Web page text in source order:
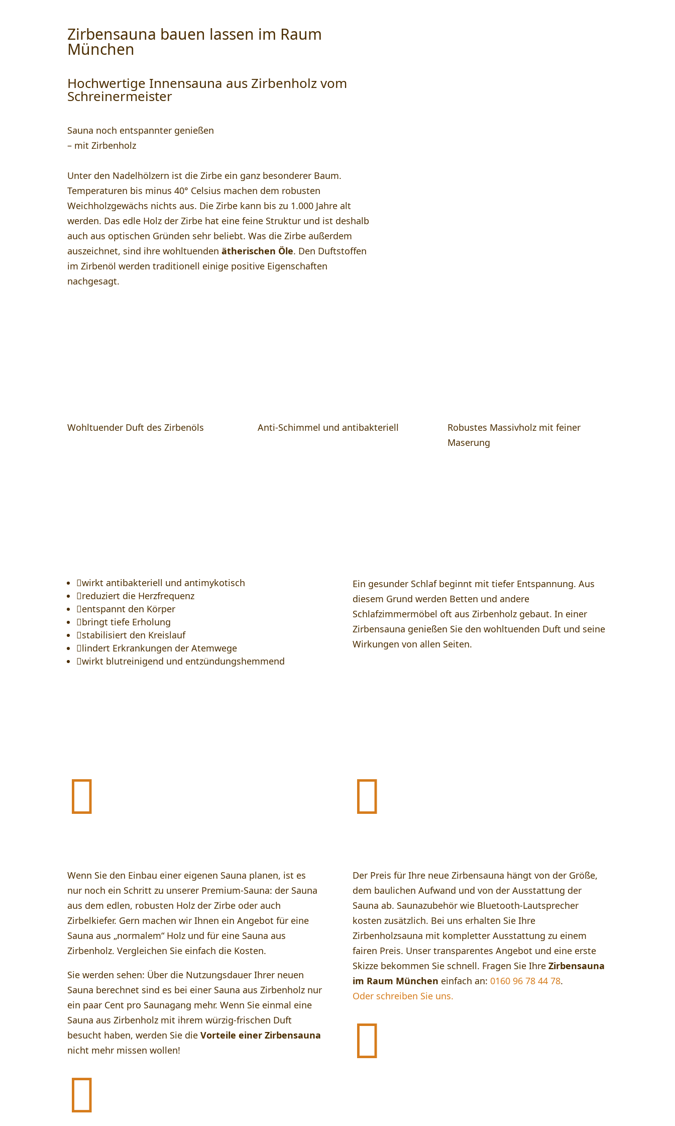
Zirbensauna bauen lassen im Raum
München
Hochwertige Innensauna aus Zirbenholz vom
Schreinermeister
Sauna noch entspannter genießen
– mit Zirbenholz
Unter den Nadelhölzern ist die Zirbe ein ganz besonderer Baum.
Temperaturen bis minus 40° Celsius machen dem robusten
Weichholzgewächs nichts aus. Die Zirbe kann bis zu 1.000 Jahre alt
werden. Das edle Holz der Zirbe hat eine feine Struktur und ist deshalb
auch aus optischen Gründen sehr beliebt. Was die Zirbe außerdem
auszeichnet, sind ihre wohltuendenätherischen Öle. Den Duftstoffen
im Zirbenöl werden traditionell einige positive Eigenschaften
nachgesagt.
Wohltuender Duft des Zirbenöls Anti-Schimmel und antibakteriell
Robustes Massivholz mit feiner
Maserung
wirkt antibakteriell und antimykotisch
reduziert die Herzfrequenz
entspannt den Körper
bringt tiefe Erholung
stabilisiert den Kreislauf
lindert Erkrankungen der Atemwege
wirkt blutreinigend und entzündungshemmend
Ein gesunder Schlaf beginnt mit tiefer Entspannung. Aus
diesem Grund werden Betten und andere
Schlafzimmermöbel oft aus Zirbenholz gebaut. In einer
Zirbensauna genießen Sie den wohltuenden Duft und seine
Wirkungen von allen Seiten.

Wenn Sie den Einbau einer eigenen Sauna planen, ist es
nur noch ein Schritt zu unserer Premium-Sauna: der Sauna
aus dem edlen, robusten Holz der Zirbe oder auch
Zirbelkiefer. Gern machen wir Ihnen ein Angebot für eine
Sauna aus „normalem“ Holz und für eine Sauna aus
Zirbenholz. Vergleichen Sie einfach die Kosten.
Sie werden sehen: Über die Nutzungsdauer Ihrer neuen
Sauna berechnet sind es bei einer Sauna aus Zirbenholz nur
ein paar Cent pro Saunagang mehr. Wenn Sie einmal eine
Sauna aus Zirbenholz mit ihrem würzig-frischen Duft
besucht haben, werden Sie dieVorteile einer Zirbensauna
nicht mehr missen wollen!


Der Preis für Ihre neue Zirbensauna hängt von der Größe,
dem baulichen Aufwand und von der Ausstattung der
Sauna ab. Saunazubehör wie Bluetooth-Lautsprecher
kosten zusätzlich. Bei uns erhalten Sie Ihre
Zirbenholzsauna mit kompletter Ausstattung zu einem
fairen Preis. Unser transparentes Angebot und eine erste
Skizze bekommen Sie schnell. Fragen Sie Ihre Zirbensauna
im Raum München einfach an: 0160 96 78 44 78.
Oder schreiben Sie uns.
